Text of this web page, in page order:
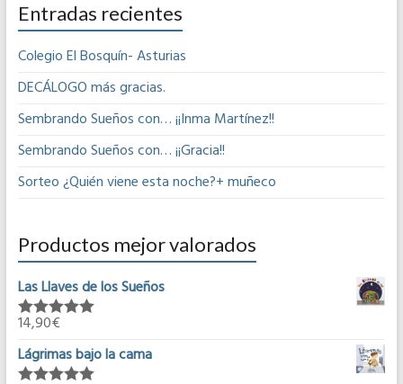
Entradas recientes
Colegio El Bosquín- Asturias
DECÁLOGO más gracias.
Sembrando Sueños con… ¡¡Inma Martínez!!
Sembrando Sueños con… ¡¡Gracia!!
Sorteo ¿Quién viene esta noche?+ muñeco
Productos mejor valorados
Las Llaves de los Sueños
Valorado en
14,90€
Lágrimas bajo la cama